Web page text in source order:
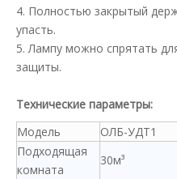
4. Полностью закрытый
упасть.
5. Лампу можно спрятать
защиты.
Технические параметры:
Модель
ОЛБ-УДТ1
Подходящая
комната
30м³